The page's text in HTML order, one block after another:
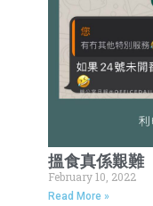
搵食真係艱難
February 10, 2022
Read More »